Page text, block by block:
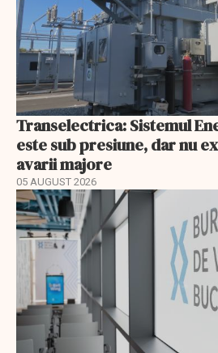
Transelectrica: Sistemul
este sub presiune, dar nu
avarii majore
05 AUGUST 2026